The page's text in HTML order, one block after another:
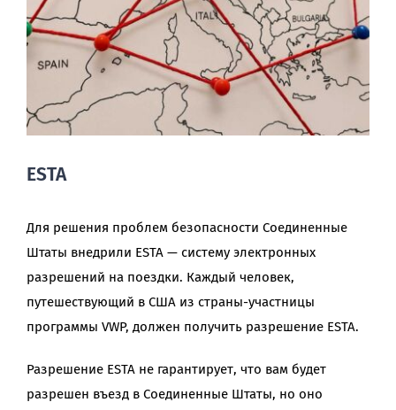
ESTA
Для решения проблем безопасности Соединенные
Штаты внедрили ESTA — систему электронных
разрешений на поездки. Каждый человек,
путешествующий в США из страны-участницы
программы VWP, должен получить разрешение ESTA.
Разрешение ESTA не гарантирует, что вам будет
разрешен въезд в Соединенные Штаты, но оно